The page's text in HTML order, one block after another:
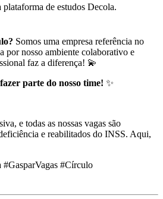
de estudos Decola.
Somos uma empresa referência no
por nosso ambiente colaborativo e
faz a diferença! 💫
parte do nosso time! ✨
e todas as nossas vagas são
e reabilitados do INSS. Aqui,
#GasparVagas #Círculo